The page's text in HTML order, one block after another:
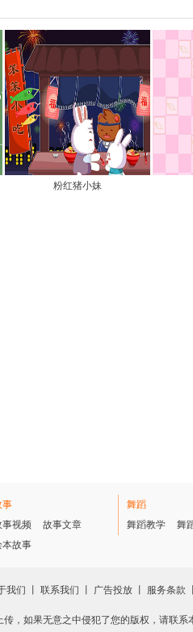
粉红猪小妹
事
事视频
故事文章
本故事
舞蹈
舞蹈教学
舞
我们 联系我们 广告投放 服务条款
，如果无意之中侵犯了您的版权，请联系